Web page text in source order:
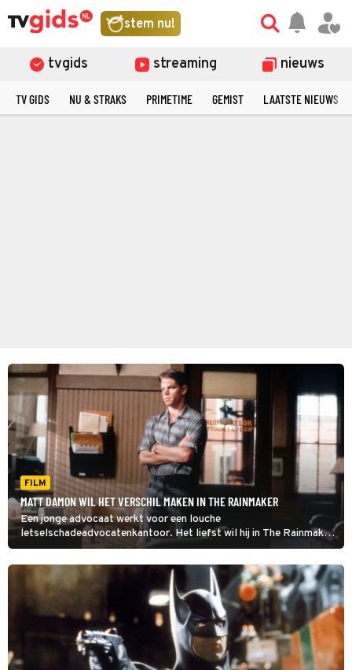
stem nu!
tvgids streaming nieuws
TV GIDS NU & STRAKS PRIMETIME GEMIST LAATSTE NIEUWS
FILM
MATT DAMON WIL HET VERSCHIL MAKEN IN THE RAINMAKER
Een jonge advocaat werkt voor een louche
letselschadeadvocatenkantoor. Het liefst wil hij in The Rainmaker
zijn talenten inzetten om mensen te helpen.